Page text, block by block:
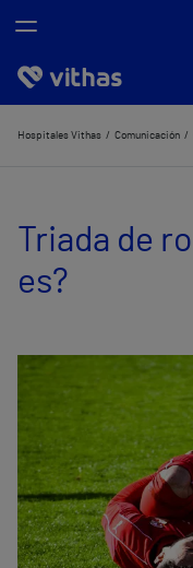
Nosotros
Servicios de salud
Equipo médico y
Comunicación
Hospitales Vithas Comunicación
Triada de
es?